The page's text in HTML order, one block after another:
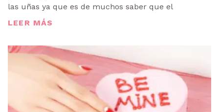
las uñas ya que es de muchos saber que el
LEER MÁS